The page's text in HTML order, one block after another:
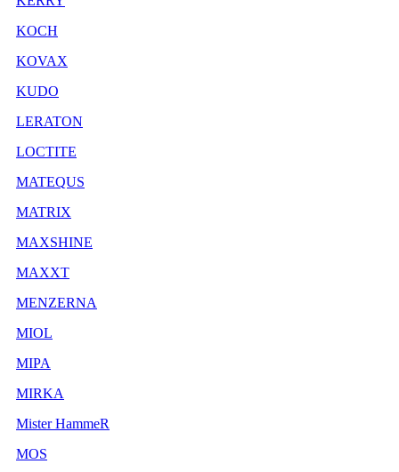
KOCH
KOVAX
KUDO
LERATON
LOCTITE
MATEQUS
MATRIX
MAXSHINE
MAXXT
MENZERNA
MIOL
MIPA
MIRKA
Mister HammeR
MOS